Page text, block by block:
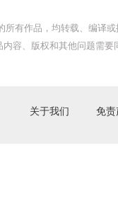
所有作品，均转载、编译
容、版权和其他问题需
关于我们 免责